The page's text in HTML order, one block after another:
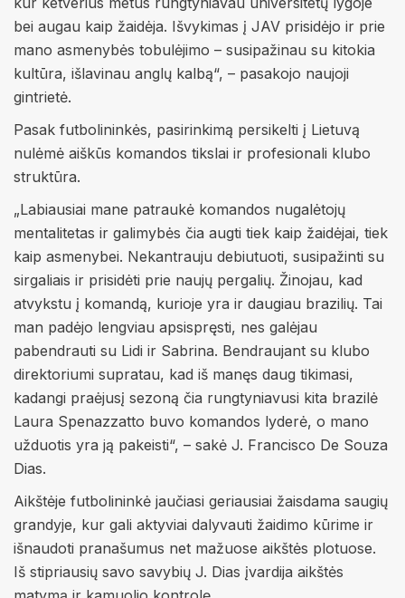
bei augau kaip žaidėja. Išvykimas į JAV prisidėjo ir prie
mano asmenybės tobulėjimo – susipažinau su kitokia
kultūra, išlavinau anglų kalbą“, – pasakojo naujoji
gintrietė.
Pasak futbolininkės, pasirinkimą persikelti į Lietuvą
nulėmė aiškūs komandos tikslai ir profesionali klubo
struktūra.
„Labiausiai mane patraukė komandos nugalėtojų
mentalitetas ir galimybės čia augti tiek kaip žaidėjai, tiek
kaip asmenybei. Nekantrauju debiutuoti, susipažinti su
sirgaliais ir prisidėti prie naujų pergalių. Žinojau, kad
atvykstu į komandą, kurioje yra ir daugiau brazilių. Tai
man padėjo lengviau apsispręsti, nes galėjau
pabendrauti su Lidi ir Sabrina. Bendraujant su klubo
direktoriumi supratau, kad iš manęs daug tikimasi,
kadangi praėjusį sezoną čia rungtyniavusi kita brazilė
Laura Spenazzatto buvo komandos lyderė, o mano
užduotis yra ją pakeisti“, – sakė J. Francisco De Souza
Dias.
Aikštėje futbolininkė jaučiasi geriausiai žaisdama saugių
grandyje, kur gali aktyviai dalyvauti žaidimo kūrime ir
išnaudoti pranašumus net mažuose aikštės plotuose.
Iš stipriausių savo savybių J. Dias įvardija aikštės